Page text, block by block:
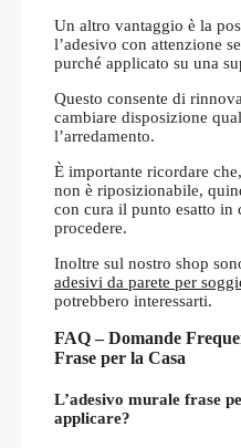
Un altro vantaggio è la
l’adesivo con attenzione
purché applicato su una
Questo consente di
cambiare disposizione
l’arredamento.
È importante ricordare
non è riposizionabile,
con cura il punto esatto
procedere.
Inoltre sul nostro shop
adesivi da parete per
potrebbero interessarti.
FAQ – Domande
Frase per la Casa
L’adesivo murale frase
applicare?